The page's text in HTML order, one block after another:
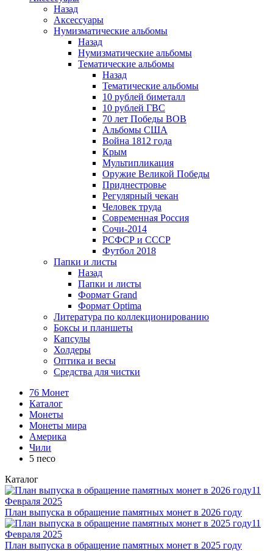
Назад
Аксессуары
Нумизматические альбомы
Назад
Нумизматические альбомы
Тематические альбомы
Назад
Тематические альбомы
10 рублей биметалл
10 рублей ГВС
70 лет Победы ВОВ
Альбомы США
Война 1812 года
Крым
Мультипликация
Оружие Великой Победы
Приднестровье
Регулярный чекан
Человек труда
Современная Россия
Сочи-2014
РСФСР и СССР
Футбол 2018
Папки и листы
Назад
Папки и листы
Формат Grand
Формат Optima
Литература по коллекционированию
Боксы и планшеты
Капсулы
Холдеры
Оптика и весы
Средства для чистки
76 Монет
Каталог
Монеты
Монеты мира
Америка
Чили
5 песо
Каталог
11
Февраля 2025
План выпуска в обращение памятных монет в 2026 году
11
Февраля 2025
План выпуска в обращение памятных монет в 2025 году